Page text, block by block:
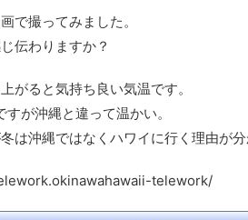
で撮ってみました。
伝わりますか？
がると気持ち良い気温です。
すが沖縄と違って温かい。
は沖縄ではなくハワイに行く理由が分
telework/